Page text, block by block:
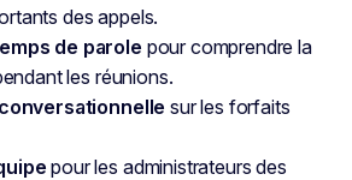
des appels.
de parole pour comprendre la
les réunions.
sur les forfaits
pour les administrateurs des